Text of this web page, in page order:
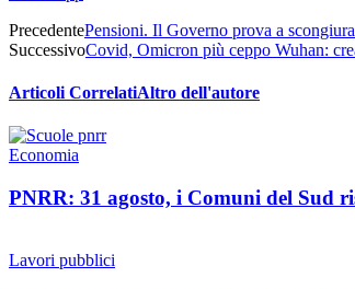
PrecedentePensioni. Il Governo prova a
SuccessivoCovid, Omicron più ceppo Wuhan:
Articoli CorrelatiAltro dell'autore
Economia
PNRR: 31 agosto, i Comuni del Sud
Lavori pubblici